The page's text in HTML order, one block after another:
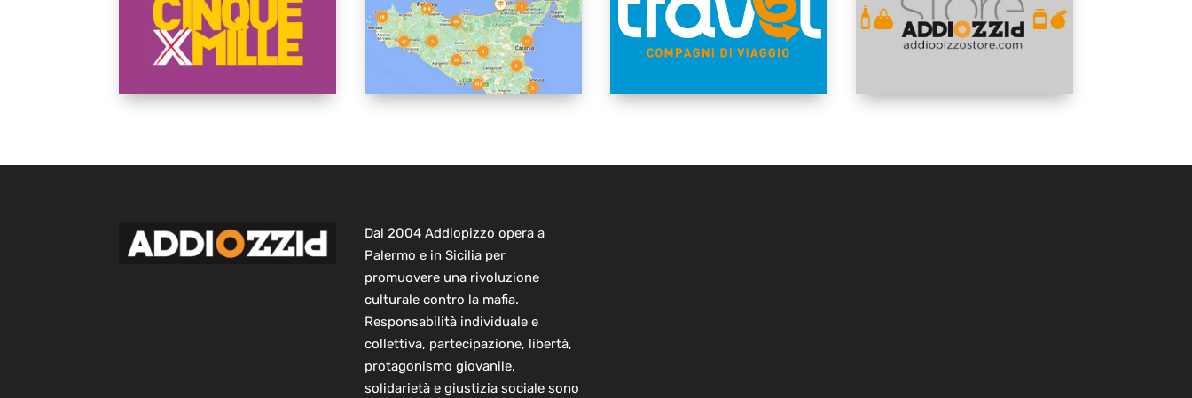
Dal 2004 Addiopizzo opera a
Palermo e in Sicilia per
promuovere una rivoluzione
culturale contro la mafia.
Responsabilità individuale e
collettiva, partecipazione, libertà,
protagonismo giovanile,
solidarietà e giustizia sociale sono